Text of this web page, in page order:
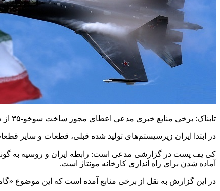
تابناک: برخی منابع خبری مدعی اعطای مجوز ساخت سوخو-۳۵ از طرف روسیه به ایران هستند.
در ابتدا ایران زیرسیستم‌های تولید شده قبلی، قطعات و سایر
آماده شدن برای راه اندازی کارخانه مونتاژ است.
در این گزارش به نقل از برخی منابع آمده است که این موضوع «گامی مهم در توسعه هوانوردی